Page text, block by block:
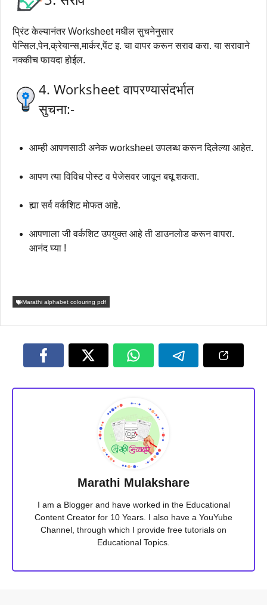
प्रिंट केल्यानंतर Worksheet मधील सुचनेनुसार
पेन्सिल,पेन,क्रेयान्स,मार्कर,पेंट इ. चा वापर करून सराव करा. या सरावाने
नक्कीच फायदा होईल.
4. Worksheet वापरण्यासंदर्भात
सुचना:-
आम्ही आपणसाठी अनेक worksheet उपलब्ध करून दिलेल्या आहेत.
आपण त्या विविध पोस्ट व पेजेसवर जावून बघू शकता.
ह्या सर्व वर्कशिट मोफत आहे.
आपणाला जी वर्कशिट उपयुक्त आहे ती डाउनलोड करून वापरा.
आनंद घ्या !
Marathi alphabet colouring pdf
Marathi Mulakshare
I am a Blogger and have worked in the Educational
Content Creator for 10 Years. I also have a YouYube
Channel, through which I provide free tutorials on
Educational Topics.